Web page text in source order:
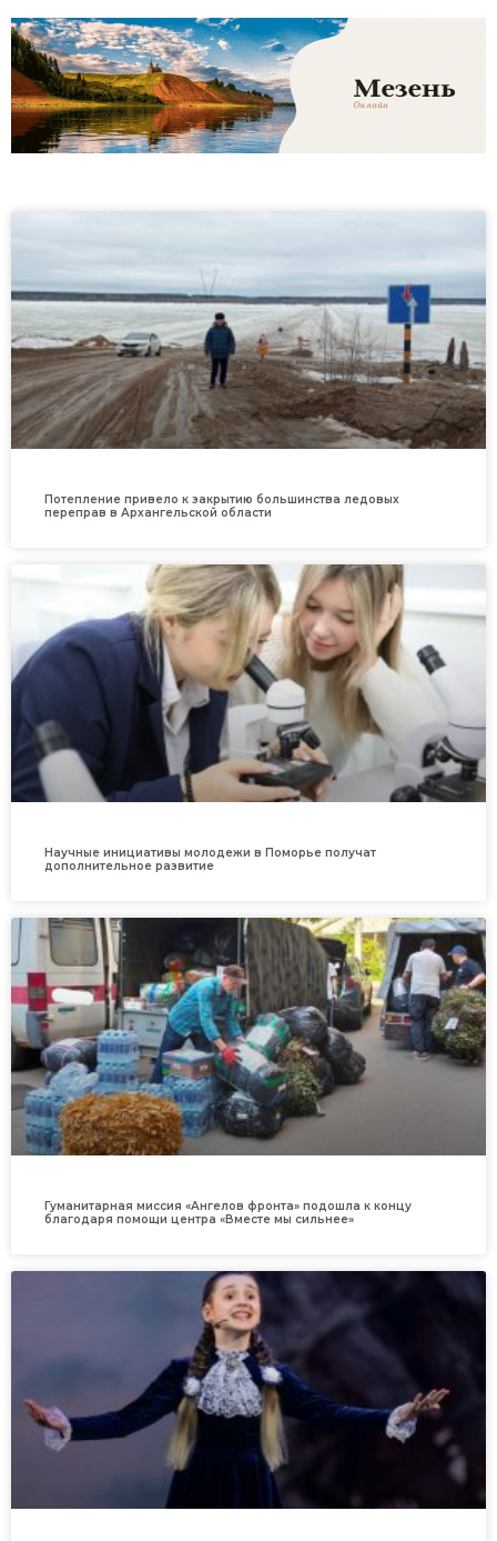
Потепление привело к закрытию большинства ледовых
переправ в Архангельской области
Научные инициативы молодежи в Поморье получат
дополнительное развитие
Гуманитарная миссия «Ангелов фронта» подошла к концу
благодаря помощи центра «Вместе мы сильнее»